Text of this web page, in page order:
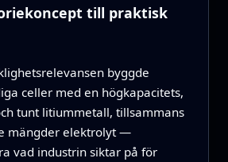
till praktisk
byggde
celler med en högkapacitets,
tunt litiummetall, tillsammans
mängder elektrolyt —
vad industrin siktar på för